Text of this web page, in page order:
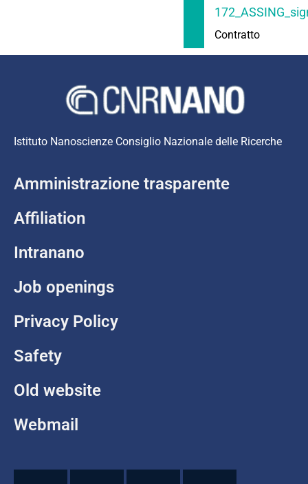
Contratto
Istituto Nanoscienze Consiglio Nazionale delle Ricerche
Amministrazione trasparente
Affiliation
Intranano
Job openings
Privacy Policy
Safety
Old website
Webmail